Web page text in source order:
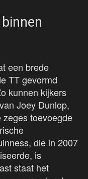
een brede
TT gevormd
kunnen kijkers
Joey Dunlop,
toevoegde
die in 2007
is
staat het